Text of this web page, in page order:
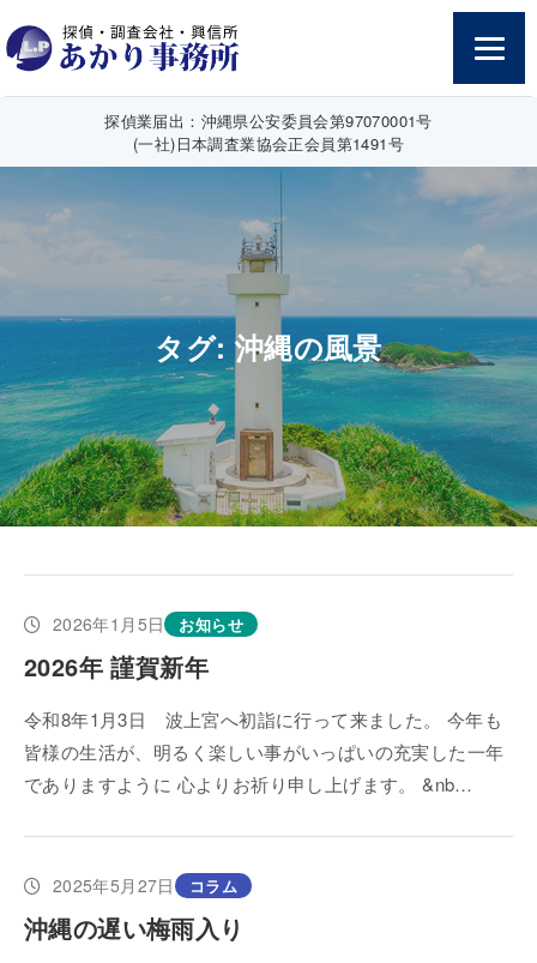
探偵業届出：沖縄県公安委員会第97070001号
(一社)日本調査業協会正会員第1491号
タグ: 沖縄の風景
2026年1月5日 お知らせ
2026年 謹賀新年
令和8年1月3日 波上宮へ初詣に行って来ました。 今年も
皆様の生活が、明るく楽しい事がいっぱいの充実した一年
でありますように 心よりお祈り申し上げます。 &nb…
2025年5月27日 コラム
沖縄の遅い梅雨入り